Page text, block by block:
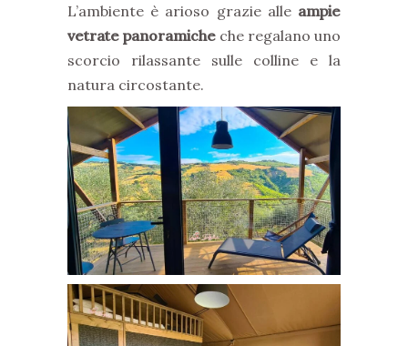
L’ambiente è arioso grazie alle ampie
vetrate panoramiche che regalano uno
scorcio rilassante sulle colline e la
natura circostante.